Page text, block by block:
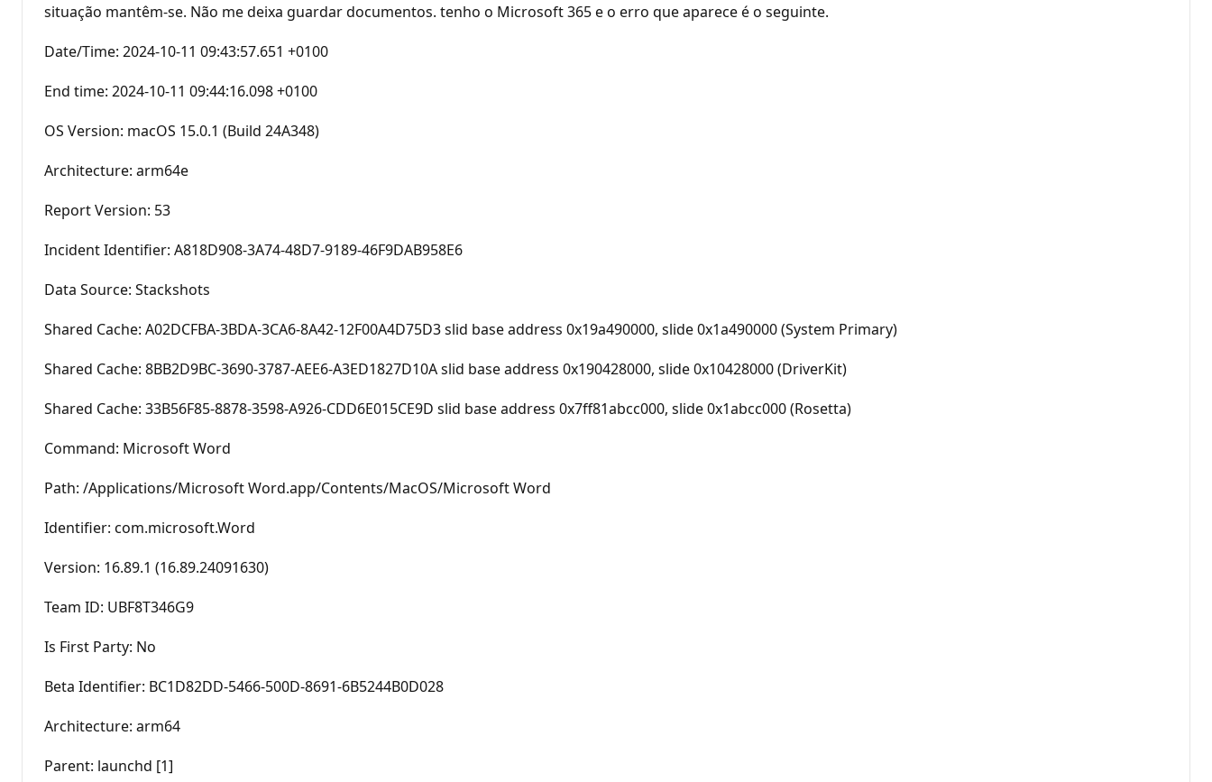
situação mantêm-se. Não me deixa guardar documentos. tenho o Microsoft 365 e o erro que aparece é o seguinte.
Date/Time: 2024-10-11 09:43:57.651 +0100
End time: 2024-10-11 09:44:16.098 +0100
OS Version: macOS 15.0.1 (Build 24A348)
Architecture: arm64e
Report Version: 53
Incident Identifier: A818D908-3A74-48D7-9189-46F9DAB958E6
Data Source: Stackshots
Shared Cache: A02DCFBA-3BDA-3CA6-8A42-12F00A4D75D3 slid base address 0x19a490000, slide 0x1a490000 (System Primary)
Shared Cache: 8BB2D9BC-3690-3787-AEE6-A3ED1827D10A slid base address 0x190428000, slide 0x10428000 (DriverKit)
Shared Cache: 33B56F85-8878-3598-A926-CDD6E015CE9D slid base address 0x7ff81abcc000, slide 0x1abcc000 (Rosetta)
Command: Microsoft Word
Path: /Applications/Microsoft Word.app/Contents/MacOS/Microsoft Word
Identifier: com.microsoft.Word
Version: 16.89.1 (16.89.24091630)
Team ID: UBF8T346G9
Is First Party: No
Beta Identifier: BC1D82DD-5466-500D-8691-6B5244B0D028
Architecture: arm64
Parent: launchd [1]